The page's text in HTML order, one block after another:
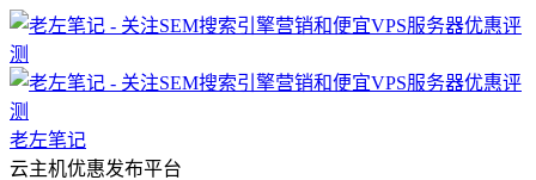
老左笔记
云主机优惠发布平台